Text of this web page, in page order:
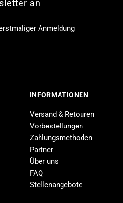
an
Anmeldung
INFORMATIONEN
Versand & Retouren
Vorbestellungen
Zahlungsmethoden
Partner
Über uns
FAQ
Stellenangebote